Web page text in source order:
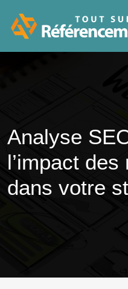
Analyse
l’impact
dans votre